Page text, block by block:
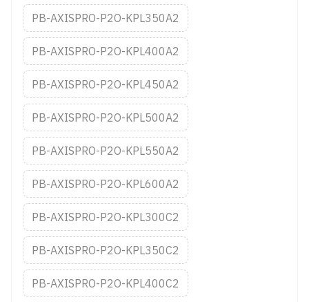
PB-AXISPRO-P2O-KPL350A2
PB-AXISPRO-P2O-KPL400A2
PB-AXISPRO-P2O-KPL450A2
PB-AXISPRO-P2O-KPL500A2
PB-AXISPRO-P2O-KPL550A2
PB-AXISPRO-P2O-KPL600A2
PB-AXISPRO-P2O-KPL300C2
PB-AXISPRO-P2O-KPL350C2
PB-AXISPRO-P2O-KPL400C2